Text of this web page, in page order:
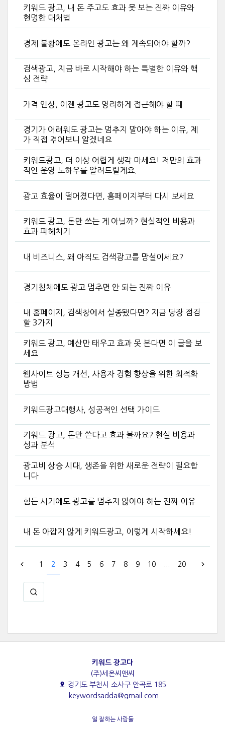
키워드 광고, 내 돈 주고도 효과 못 보는 진짜 이유와
현명한 대처법
경제 불황에도 온라인 광고는 왜 계속되어야 할까?
검색광고, 지금 바로 시작해야 하는 특별한 이유와 핵
심 전략
가격 인상, 이젠 광고도 영리하게 접근해야 할 때
경기가 어려워도 광고는 멈추지 말아야 하는 이유, 제
가 직접 겪어보니 알겠네요
키워드광고, 더 이상 어렵게 생각 마세요! 저만의 효과
적인 운영 노하우를 알려드릴게요.
광고 효율이 떨어졌다면, 홈페이지부터 다시 보세요
키워드 광고, 돈만 쓰는 게 아닐까? 현실적인 비용과
효과 파헤치기
내 비즈니스, 왜 아직도 검색광고를 망설이세요?
경기침체에도 광고 멈추면 안 되는 진짜 이유
내 홈페이지, 검색창에서 실종됐다면? 지금 당장 점검
할 3가지
키워드 광고, 예산만 태우고 효과 못 본다면 이 글을 보
세요
웹사이트 성능 개선, 사용자 경험 향상을 위한 최적화
방법
키워드광고대행사, 성공적인 선택 가이드
키워드 광고, 돈만 쓴다고 효과 볼까요? 현실 비용과
성과 분석
광고비 상승 시대, 생존을 위한 새로운 전략이 필요합
니다
힘든 시기에도 광고를 멈추지 않아야 하는 진짜 이유
내 돈 아깝지 않게 키워드광고, 이렇게 시작하세요!
1 2 3 4 5 6 7 8 9 10 20
키워드 광고다
(주)세온씨앤씨
경기도 부천시 소사구 안곡로 185
keywordsadda@gmail.com
일 잘하는 사람들